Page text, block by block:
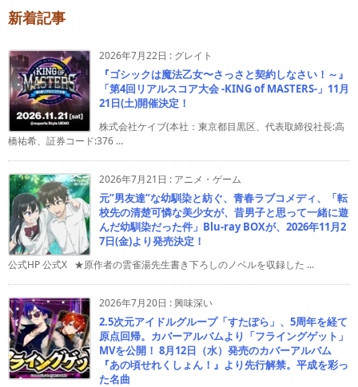
新着記事
2026年7月22日 : グレイト
『ゴシックは魔法乙女〜さっさと契約しなさい！～』
「第4回リアルスコア大会 -KING of MASTERS-」11月
21日(土)開催決定！
株式会社ケイブ(本社：東京都目黒区、代表取締役社長:高
橋祐希、証券コード:376 ...
2026年7月21日 : アニメ・ゲーム
元”男友達”な幼馴染と紡ぐ、青春ラブコメディ、「転
校先の清楚可憐な美少女が、昔男子と思って一緒に遊
んだ幼馴染だった件」Blu-ray BOXが、2026年11月2
7日(金)より発売決定！
公式HP 公式X ★原作者の雲雀湯先生書き下ろしのノベルを収録した ...
2026年7月20日 :興味深い
2.5次元アイドルグループ「すたぽら」、5周年を経て
原点回帰。カバーアルバムより「フライングゲット」
MVを公開！ 8月12日（水）発売のカバーアルバム
『あの頃せれくしょん！』より先行解禁。平成を彩っ
た名曲